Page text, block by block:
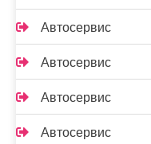
Автосервис
Автосервис
Автосервис
Автосервис